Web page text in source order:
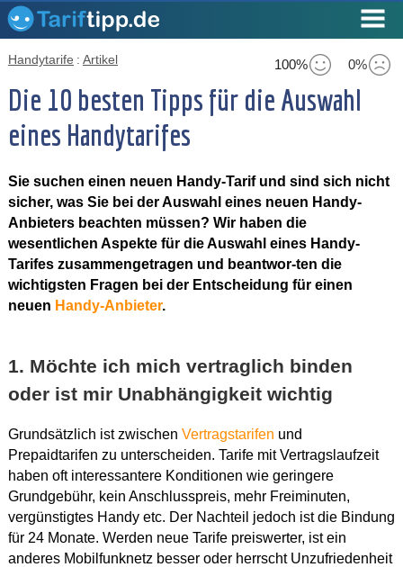
100% 0%
Handytarife : Artikel
Die 10 besten Tipps für die Auswahl
eines Handytarifes
Sie suchen einen neuen Handy-Tarif und sind sich nicht
sicher, was Sie bei der Auswahl eines neuen Handy-
Anbieters beachten müssen? Wir haben die
wesentlichen Aspekte für die Auswahl eines Handy-
Tarifes zusammengetragen und beantwor-ten die
wichtigsten Fragen bei der Entscheidung für einen
neuen Handy-Anbieter.
1. Möchte ich mich vertraglich binden
oder ist mir Unabhängigkeit wichtig
Grundsätzlich ist zwischen Vertragstarifen und
Prepaidtarifen zu unterscheiden. Tarife mit Vertragslaufzeit
haben oft interessantere Konditionen wie geringere
Grundgebühr, kein Anschlusspreis, mehr Freiminuten,
vergünstigtes Handy etc. Der Nachteil jedoch ist die Bindung
für 24 Monate. Werden neue Tarife preiswerter, ist ein
anderes Mobilfunknetz besser oder herrscht Unzufriedenheit